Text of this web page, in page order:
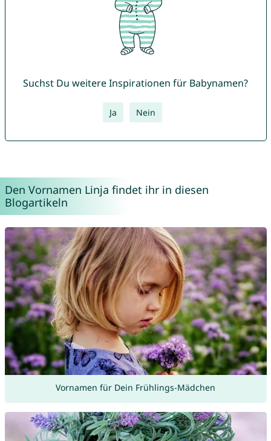
Suchst Du weitere Inspirationen für Babynamen?
Ja Nein
Den Vornamen Linja findet ihr in diesen
Blogartikeln
Vornamen für Dein Frühlings-Mädchen